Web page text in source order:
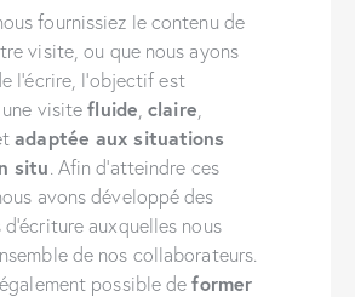
fournissiez le contenu de
visite, ou que nous ayons
l’écrire, l’objectif est
une visitefluide ,claire
adaptée aux situations
situ . Afin d’atteindre ces
avons développé des
auxquelles nous
de nos collaborateurs.
possible deformer